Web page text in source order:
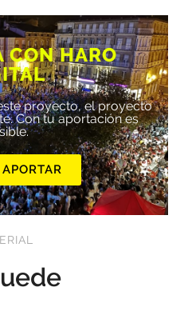
CON HARO
proyecto, el proyecto
Con tu aportación es